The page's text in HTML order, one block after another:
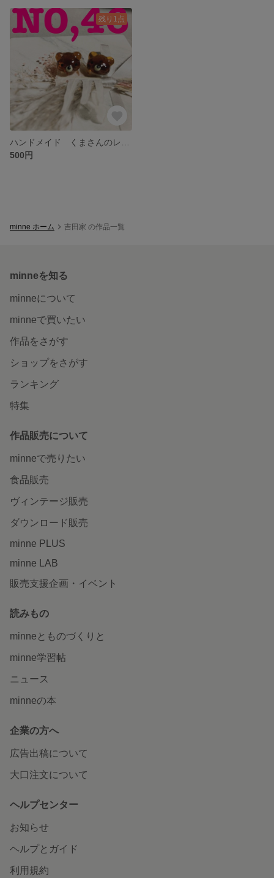
残り1点
500円
minne ホーム 吉田家 の作品一覧
minneを知る
minneについて
minneで買いたい
作品をさがす
ショップをさがす
ランキング
特集
作品販売について
minneで売りたい
食品販売
ヴィンテージ販売
ダウンロード販売
minne PLUS
minne LAB
販売支援企画・イベント
読みもの
minneとものづくりと
minne学習帖
ニュース
minneの本
企業の方へ
広告出稿について
大口注文について
ヘルプセンター
お知らせ
ヘルプとガイド
利用規約